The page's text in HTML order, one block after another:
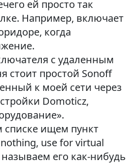
ей просто так
Например, включает
когда
с удаленным
стоит простой Sonoff
к моей сети через
Domoticz,
ищем пункт
use for virtual
его как-нибудь